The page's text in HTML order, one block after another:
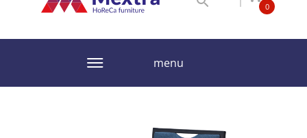
0
menu